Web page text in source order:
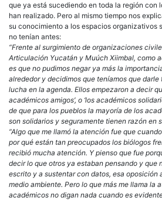
que ya está sucediendo en toda la región con
han realizado. Pero al mismo tiempo nos
su conocimiento a los espacios organizativos
no tenían antes:
“Frente al surgimiento de organizaciones
Articulación Yucatán y Muúch Xiimbal, como
es que no pudimos negar ya más la
alrededor y decidimos que teníamos que darle
lucha en la agenda. Ellos empezaron a decir
académicos amigos’, o ‘los académicos
de que para los pueblos la mayoría de los
son solidarios y seguramente tienen razón en
“Algo que me llamó la atención fue que
por qué están tan preocupados los biólogos
recibió mucha atención. Y pienso que fue
decir lo que otros ya estaban pensando y que
escrito y a sustentar con datos, esa oposición
medio ambiente. Pero lo que más me llama la
académicos no digan nada cuando es